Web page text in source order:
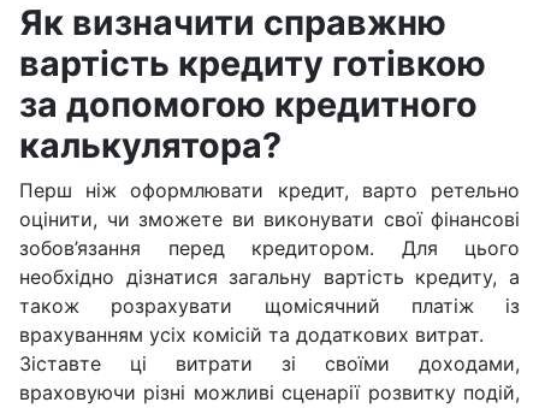
Як визначити справжню
вартість кредиту готівкою
за допомогою кредитного
калькулятора?
Перш ніж оформлювати кредит, варто ретельно
оцінити, чи зможете ви виконувати свої фінансові
зобов’язання перед кредитором. Для цього
необхідно дізнатися загальну вартість кредиту, а
також розрахувати щомісячний платіж із
врахуванням усіх комісій та додаткових витрат.
Зіставте ці витрати зі своїми доходами,
враховуючи різні можливі сценарії розвитку подій,